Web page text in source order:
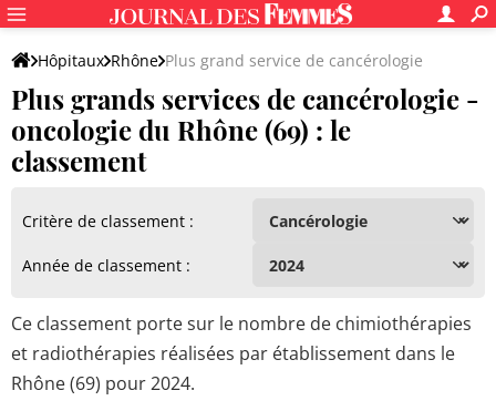
Hôpitaux Rhône Plus grand service de cancérologie
Plus grands services de cancérologie -
oncologie du Rhône (69) : le
classement
Critère de classement :
Année de classement :
Ce classement porte sur le nombre de chimiothérapies
et radiothérapies réalisées par établissement dans le
Rhône (69) pour 2024.